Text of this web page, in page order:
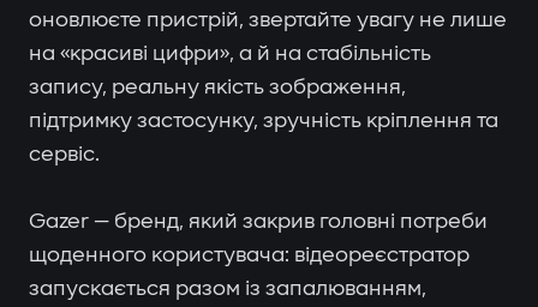
оновлюєте пристрій, звертайте увагу не лише
на «красиві цифри», а й на стабільність
запису, реальну якість зображення,
підтримку застосунку, зручність кріплення та
сервіс.
Gazer — бренд, який закрив головні потреби
щоденного користувача: відеореєстратор
запускається разом із запалюванням,